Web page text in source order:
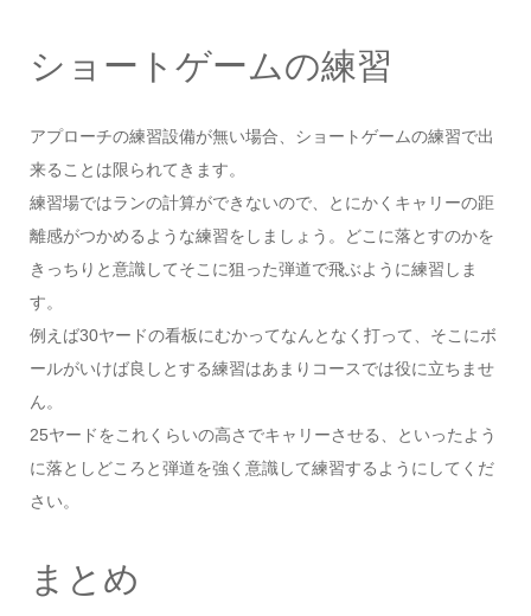
ショートゲームの練習
アプローチの練習設備が無い場合、ショートゲームの練習で出
来ることは限られてきます。
練習場ではランの計算ができないので、とにかくキャリーの距
離感がつかめるような練習をしましょう。どこに落とすのかを
きっちりと意識してそこに狙った弾道で飛ぶように練習しま
す。
例えば30ヤードの看板にむかってなんとなく打って、そこにボ
ールがいけば良しとする練習はあまりコースでは役に立ちませ
ん。
25ヤードをこれくらいの高さでキャリーさせる、といったよう
に落としどころと弾道を強く意識して練習するようにしてくだ
さい。
まとめ